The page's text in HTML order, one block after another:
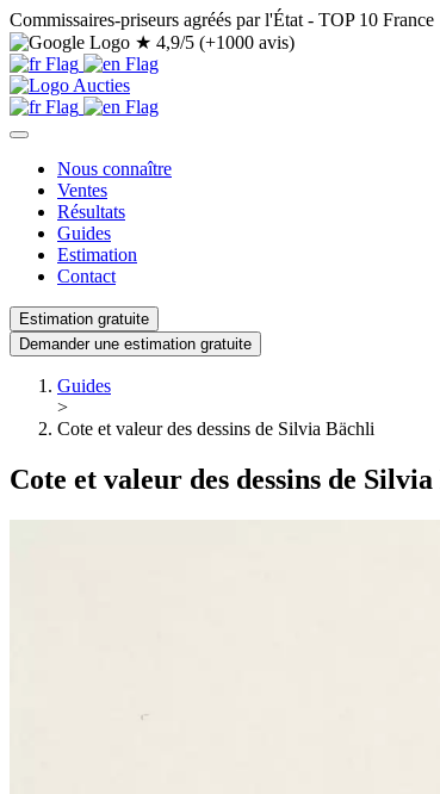
Commissaires-priseurs agréés par l'État - TOP 10 France
★ 4,9/5 (+1000 avis)
Nous connaître
Ventes
Résultats
Guides
Estimation
Contact
Estimation gratuite
Demander une estimation gratuite
Guides
>
Cote et valeur des dessins de Silvia Bächli
Cote et valeur des dessins de